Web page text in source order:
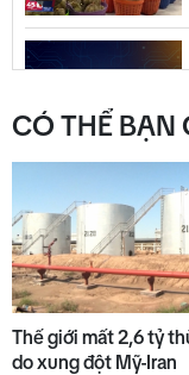
CÓ THỂ BẠN
Thế giới mất 2,6 tỷ
do xung đột Mỹ-Iran